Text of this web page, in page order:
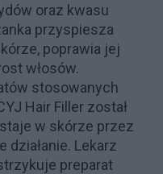
oraz kwasu
przyspiesza
poprawia jej
włosów.
stosowanych
Hair Filler został
w skórze przez
działanie. Lekarz
preparat